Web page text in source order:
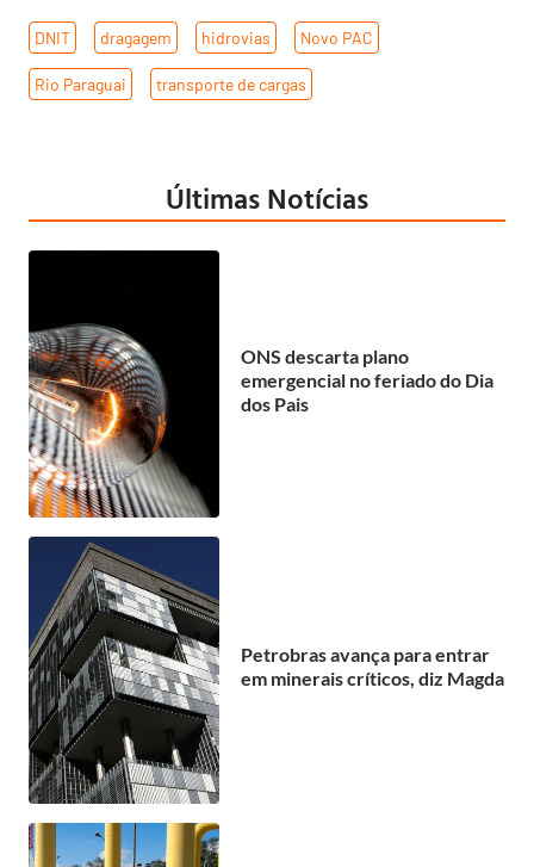
DNIT dragagem hidrovias Novo PAC
Rio Paraguai transporte de cargas
Últimas Notícias
ONS descarta plano
emergencial no feriado do Dia
dos Pais
Petrobras avança para entrar
em minerais críticos, diz Magda